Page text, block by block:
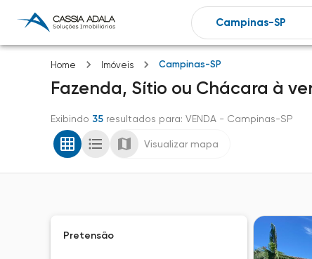
Home Imóveis Campinas-SP
Fazenda, Sítio ou Chácara à
Exibindo 35 resultados para: VENDA - Campinas-SP
Visualizar mapa
Pretensão